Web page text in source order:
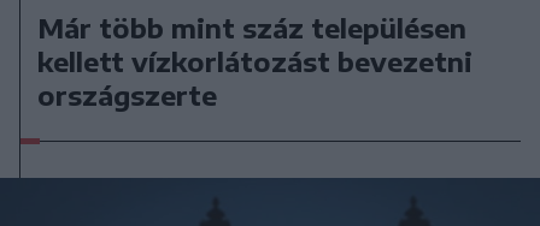
Már több mint száz településen
kellett vízkorlátozást bevezetni
országszerte